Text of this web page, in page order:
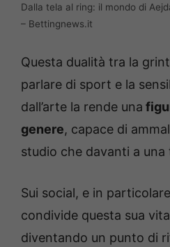
Dalla tela al ring: il mondo di
– Bettingnews.it
Questa dualità tra la
parlare di sport e la
dall’arte la rende una
genere, capace di
studio che davanti a una
Sui social, e in
condivide questa sua
diventando un punto di